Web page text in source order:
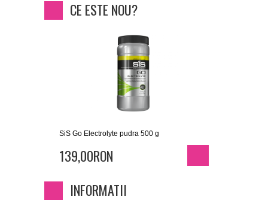
CE ESTE NOU?
SiS Go Electrolyte pudra 500 g
139,00RON
INFORMATII